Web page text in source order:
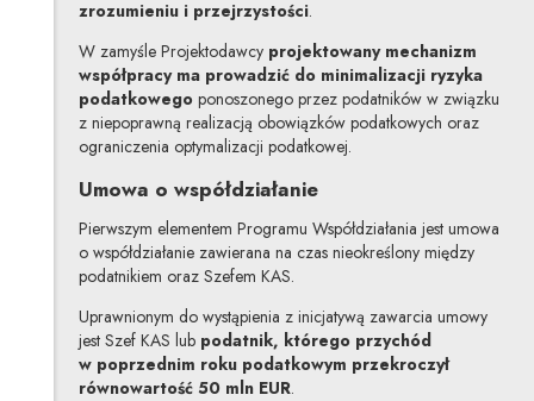
zrozumieniu i przejrzystości.
W zamyśle Projektodawcy projektowany mechanizm
współpracy ma prowadzić do minimalizacji ryzyka
podatkowegoponoszonego przez podatników w związku
z niepoprawną realizacją obowiązków podatkowych oraz
ograniczenia optymalizacji podatkowej.
Umowa o współdziałanie
Pierwszym elementem Programu Współdziałania jest umowa
o współdziałanie zawierana na czas nieokreślony między
podatnikiem oraz Szefem KAS.
Uprawnionym do wystąpienia z inicjatywą zawarcia umowy
jest Szef KAS lub podatnik, którego przychód
w poprzednim roku podatkowym przekroczył
równowartość 50 mln EUR.